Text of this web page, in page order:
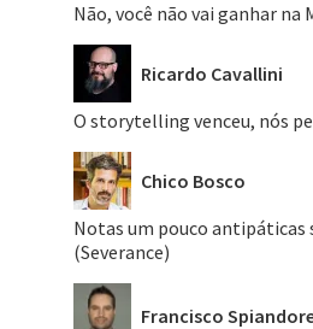
Não, você não vai ganhar na
Ricardo Cavallini
O storytelling venceu, nós
Chico Bosco
Notas um pouco antipáticas
(Severance)
Francisco